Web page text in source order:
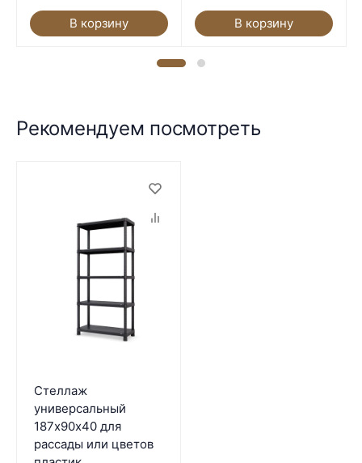
В корзину В корзину
Рекомендуем посмотреть
Стеллаж
универсальный
187х90х40 для
рассады или цветов